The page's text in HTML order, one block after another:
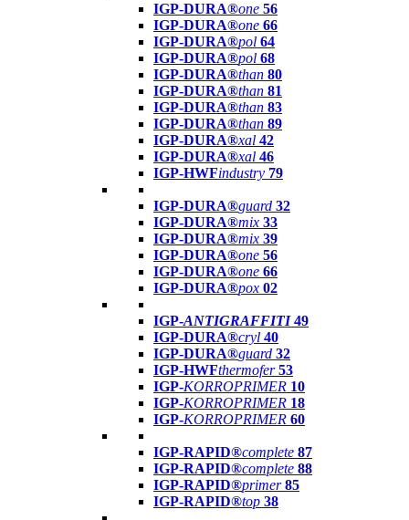
IGP-DURA®one 56
IGP-DURA®one 66
IGP-DURA®pol 64
IGP-DURA®pol 68
IGP-DURA®than 80
IGP-DURA®than 81
IGP-DURA®than 83
IGP-DURA®than 89
IGP-DURA®xal 42
IGP-DURA®xal 46
IGP-HWFindustry 79
IGP-DURA®guard 32
IGP-DURA®mix 33
IGP-DURA®mix 39
IGP-DURA®one 56
IGP-DURA®one 66
IGP-DURA®pox 02
IGP-ANTIGRAFFITI49
IGP-DURA®cryl 40
IGP-DURA®guard 32
IGP-HWFthermofer 53
IGP-KORROPRIMER 10
IGP-KORROPRIMER 18
IGP-KORROPRIMER 60
IGP-RAPID®complete 87
IGP-RAPID®complete 88
IGP-RAPID®primer 85
IGP-RAPID®top 38